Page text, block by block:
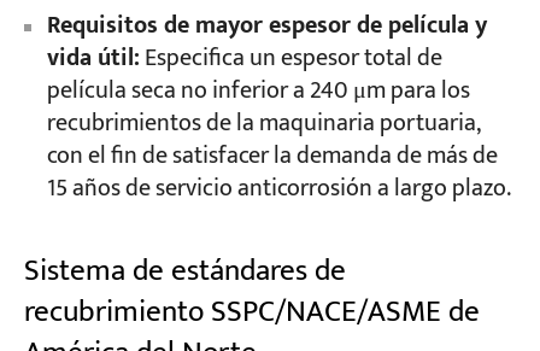
Requisitos de mayor espesor de película y
vida útil:Especifica un espesor total de
película seca no inferior a 240 μm para los
recubrimientos de la maquinaria portuaria,
con el fin de satisfacer la demanda de más de
15 años de servicio anticorrosión a largo plazo.
Sistema de estándares de
recubrimiento SSPC/NACE/ASME de